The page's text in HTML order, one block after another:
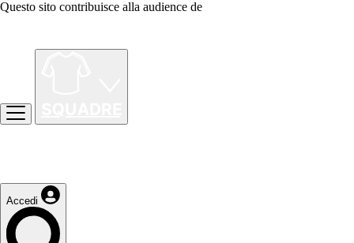
Questo sito contribuisce alla audience de
Accedi